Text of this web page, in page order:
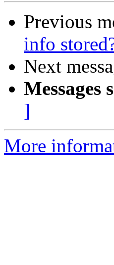
Previous
info
Next
Messages
]
More